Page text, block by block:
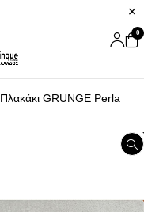
0
Πλακάκι GRUNGE Perla